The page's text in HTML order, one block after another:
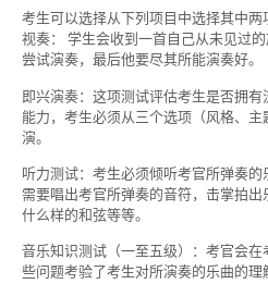
考生可以选择从下列项目中选择其中两
视奏： 学生会收到一首自己从未见过
尝试演奏，最后他要尽其所能演奏好。
即兴演奏：这项测试评估考生是否拥
能力，考生必须从三个选项（风格、
演。
听力测试：考生必须倾听考官所弹奏
需要唱出考官所弹奏的音符，击掌拍
什么样的和弦等等。
音乐知识测试（一至五级）：考官会
些问题考验了考生对所演奏的乐曲的理